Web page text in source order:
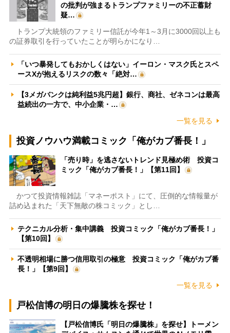
の批判が強まるトランプファミリーの不正蓄財
疑…
トランプ大統領のファミリー信託が今年1～3月に3000回以上も
の証券取引を行っていたことが明らかになり…
「いつ暴発してもおかしくはない」イーロン・マスク氏とスペ
ースXが抱えるリスクの数々「絶対…
【3メガバンクは純利益5兆円超】銀行、商社、ゼネコンは最高
益続出の一方で、中小企業・…
一覧を見る
投資ノウハウ満載コミック「俺がカブ番長！」
「売り時」を逃さないトレンド見極め術 投資コ
ミック「俺がカブ番長！」【第11回】
かつて投資情報雑誌「マネーポスト」にて、圧倒的な情報量が
詰め込まれた「天下無敵の株コミック」とし…
テクニカル分析・集中講義 投資コミック「俺がカブ番長！」
【第10回】
不透明相場に勝つ信用取引の極意 投資コミック「俺がカブ番
長！」【第9回】
一覧を見る
戸松信博の明日の爆騰株を探せ！
【戸松信博氏「明日の爆騰株」を探せ】トーメン